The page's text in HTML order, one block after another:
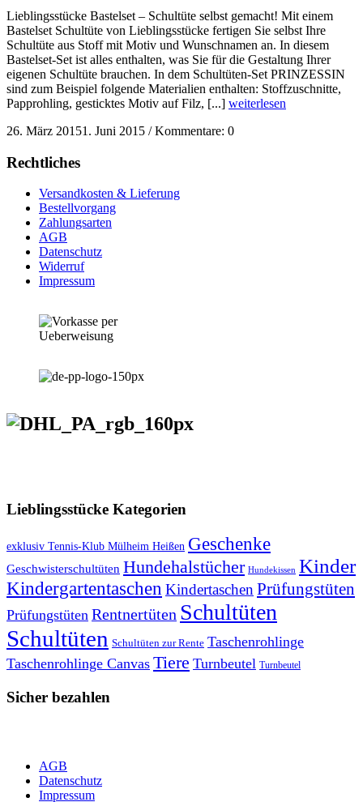
Lieblingsstücke Bastelset – Schultüte selbst gemacht! Mit einem
Bastelset Schultüte von Lieblingsstücke fertigen Sie selbst Ihre
Schultüte aus Stoff mit Motiv und Wunschnamen an. In diesem
Bastelset-Set ist alles enthalten, was Sie für die Gestaltung Ihrer
eigenen Schultüte brauchen. In dem Schultüten-Set PRINZESSIN
sind zum Beispiel folgende Materialien enthalten: Stoffzuschnitte,
Papprohling, gesticktes Motiv auf Filz, [...] weiterlesen
26. März 20151. Juni 2015 /Kommentare: 0
Rechtliches
Versandkosten & Lieferung
Bestellvorgang
Zahlungsarten
AGB
Datenschutz
Widerruf
Impressum
Lieblingsstücke Kategorien
exklusiv Tennis-Klub Mülheim Heißen Geschenke
Geschwisterschultüten Hundehalstücher Hundekissen Kinder
Kindergartentaschen KindertaschenPrüfungstüten
Prüfungstüten Rentnertüten Schultüten
Schultüten Schultüten zur Rente Taschenrohlinge
Taschenrohlinge Canvas Tiere Turnbeutel Turnbeutel
Sicher bezahlen
AGB
Datenschutz
Impressum